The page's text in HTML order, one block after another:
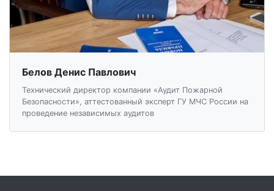
Белов Денис Павлович
Технический директор компании «Аудит Пожарной
Безопасности», аттестованный эксперт ГУ МЧС России на
проведение независимых аудитов